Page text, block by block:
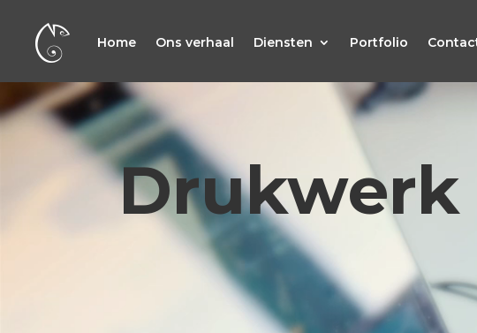
Home Ons verhaal Diensten Portfolio
Player
Drukwerk